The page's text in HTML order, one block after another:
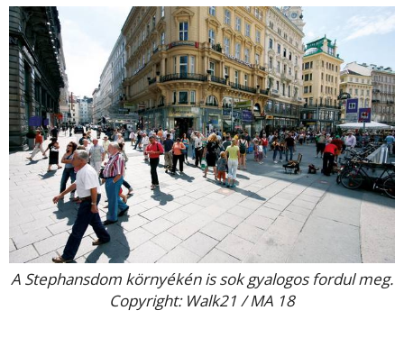
A Stephansdom környékén is sok gyalogos fordul meg.
Copyright: Walk21 / MA 18